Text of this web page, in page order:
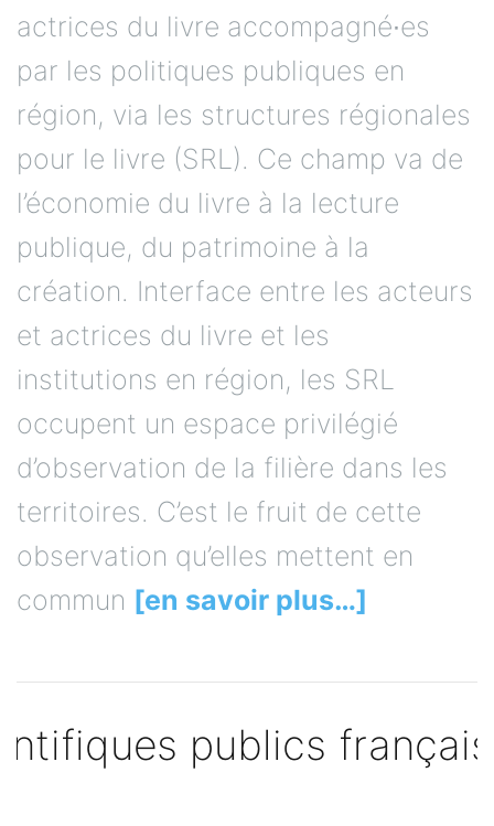
actrices du livre accompagné∙es
par les politiques publiques en
région, via les structures régionales
pour le livre (SRL). Ce champ va de
l’économie du livre à la lecture
publique, du patrimoine à la
création. Interface entre les acteurs
et actrices du livre et les
institutions en région, les SRL
occupent un espace privilégié
d’observation de la filière dans les
territoires. C’est le fruit de cette
observation qu’elles mettent en
commun [en savoir plus…]